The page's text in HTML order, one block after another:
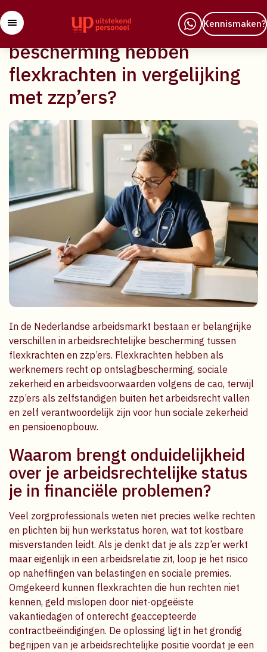
Kennismaken?
29 april 2026
Welke arbeidsrechtelijke
bescherming hebben
flexkrachten in vergelijking
met zzp’ers?
In de Nederlandse arbeidsmarkt bestaan er belangrijke
verschillen in arbeidsrechtelijke bescherming tussen
flexkrachten en zzp’ers. Flexkrachten hebben als
werknemers recht op ontslagbescherming, sociale
zekerheid en arbeidsvoorwaarden volgens de cao, terwijl
zzp’ers als zelfstandigen buiten het arbeidsrecht vallen
en zelf verantwoordelijk zijn voor hun sociale zekerheid
en pensioenopbouw.
Waarom brengt onduidelijkheid
over je arbeidsrechtelijke status
je in financiële problemen?
Veel zorgprofessionals weten niet precies welke rechten
en plichten bij hun werkstatus horen, wat tot kostbare
misverstanden leidt. Als je denkt dat je als zzp’er werkt
maar eigenlijk in een arbeidsrelatie zit, loop je het risico
op naheffingen van belastingen en sociale premies.
Omgekeerd kunnen flexkrachten die hun rechten niet
kennen, geld mislopen door niet-opgeëiste
vakantiedagen of onterecht geaccepteerde
contractbeëindigingen. De oplossing ligt in het grondig
begrijpen van je arbeidsrechtelijke positie voordat je een